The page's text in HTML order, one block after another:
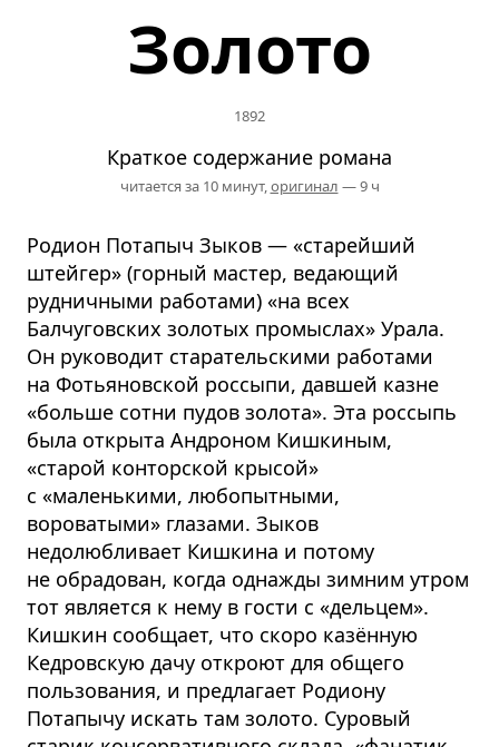
Золото
1892
Краткое содержание романа
читается за 10 минут,оригинал — 9 ч
Родион Потапыч Зыков — «старейший
штейгер» (горный мастер, ведающий
рудничными работами) «на всех
Балчуговских золотых промыслах» Урала.
Он руководит старательскими работами
на Фотьяновской россыпи, давшей казне
«больше сотни пудов золота». Эта россыпь
была открыта Андроном Кишкиным,
«старой конторской крысой»
с «маленькими, любопытными,
вороватыми» глазами. Зыков
недолюбливает Кишкина и потому
не обрадован, когда однажды зимним утром
тот является к нему в гости с «дельцем».
Кишкин сообщает, что скоро казённую
Кедровскую дачу откроют для общего
пользования, и предлагает Родиону
Потапычу искать там золото. Суровый